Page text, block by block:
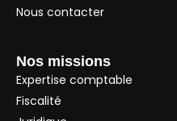
Nous contacter
Nos missions
Expertise comptable
Fiscalité